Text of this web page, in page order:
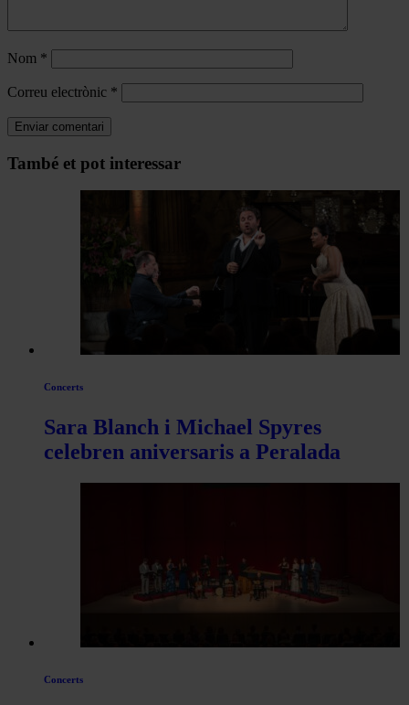
Nom *
Correu electrònic *
Navegar
També et pot interessar
Concerts
Sara Blanch i Michael Spyres
celebren aniversaris a Peralada
Concerts